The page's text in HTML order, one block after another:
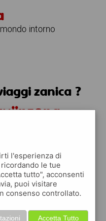
intorno
zanica ?
l'esperienza di
le tue
tutto", acconsenti
puoi visitare
consenso controllato.
Accetta Tutto